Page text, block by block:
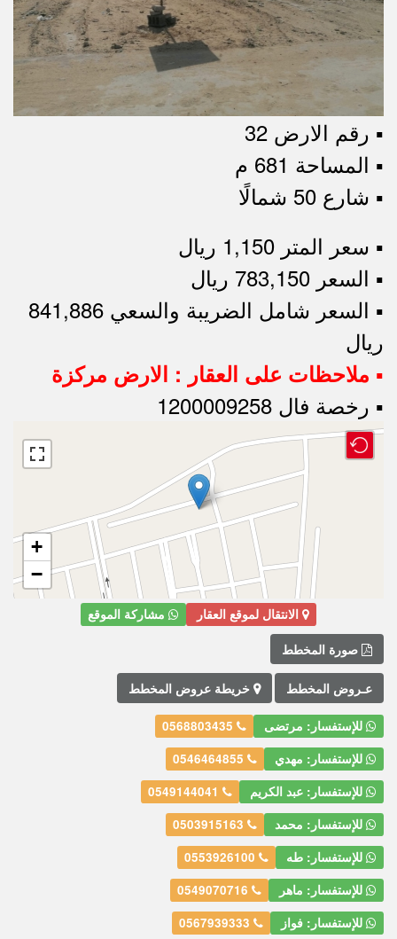
▪︎ رقم الارض 32
▪︎ المساحة 681 م
▪︎ شارع 50 شمالًا
▪︎ سعر المتر 1,150 ريال
▪︎ السعر 783,150 ريال
▪︎ السعر شامل الضريبة والسعي 841,886
ريال
▪︎ ملاحظات على العقار : الارض مركزة
▪︎ رخصة فال 1200009258
+
−
الانتقال لموقع العقار مشاركة الموقع
صورة المخطط
عـروض المخطط خريطة عروض المخطط
للإستفسار: مرتضى
للإستفسار: مهدي
للإستفسار: عبد الكريم
للإستفسار: محمد
للإستفسار: طه
للإستفسار: ماهر
للإستفسار: فواز